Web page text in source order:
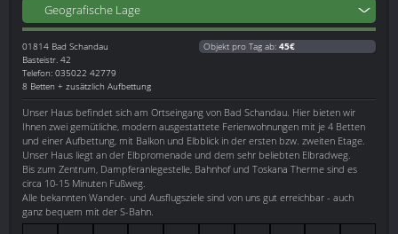
Geografische Lage
01814 Bad Schandau
Basteistr. 42
Telefon: 035022 42779
8 Betten + zusätzlich Aufbettung
Objekt pro Tag ab: 45€
Unser Haus befindet sich am Ortseingang von Bad Schandau. Hier bieten wir
Ihnen zwei gemütliche, modern ausgestattete Ferienwohnungen mit je 4 Betten
und einer Aufbettung, mit Balkon und Elbblick in der ersten bzw. zweiten Etage.
Unser Haus liegt an der Elbpromenade und dem sehr beliebten Elbradweg.
Bis zum Zentrum, Dampferanlegestelle, Bahnhof und Toskana Therme sind es
circa 10-15 Minuten Fußweg.
Alle bekannten Wander- und Ausflugsziele sind von uns gut erreichbar - auch
ganz bequem mit der S-Bahn.